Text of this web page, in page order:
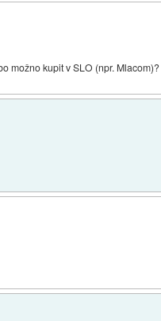
možno kupit v SLO (npr. Mlacom)?